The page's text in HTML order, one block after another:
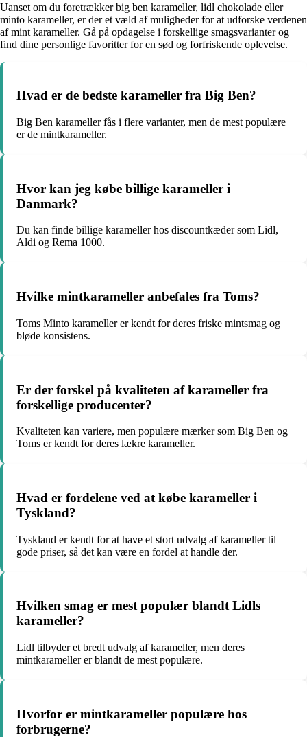
Uanset om du foretrækker big ben karameller, lidl chokolade eller
minto karameller, er der et væld af muligheder for at udforske verdenen
af mint karameller. Gå på opdagelse i forskellige smagsvarianter og
find dine personlige favoritter for en sød og forfriskende oplevelse.
Hvad er de bedste karameller fra Big Ben?
Big Ben karameller fås i flere varianter, men de mest populære
er de mintkarameller.
Hvor kan jeg købe billige karameller i
Danmark?
Du kan finde billige karameller hos discountkæder som Lidl,
Aldi og Rema 1000.
Hvilke mintkarameller anbefales fra Toms?
Toms Minto karameller er kendt for deres friske mintsmag og
bløde konsistens.
Er der forskel på kvaliteten af karameller fra
forskellige producenter?
Kvaliteten kan variere, men populære mærker som Big Ben og
Toms er kendt for deres lækre karameller.
Hvad er fordelene ved at købe karameller i
Tyskland?
Tyskland er kendt for at have et stort udvalg af karameller til
gode priser, så det kan være en fordel at handle der.
Hvilken smag er mest populær blandt Lidls
karameller?
Lidl tilbyder et bredt udvalg af karameller, men deres
mintkarameller er blandt de mest populære.
Hvorfor er mintkarameller populære hos
forbrugerne?